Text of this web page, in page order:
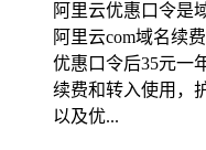
阿里云优惠口令是
阿里云com域名续
优惠口令后35元一
续费和转入使用，
以及优...